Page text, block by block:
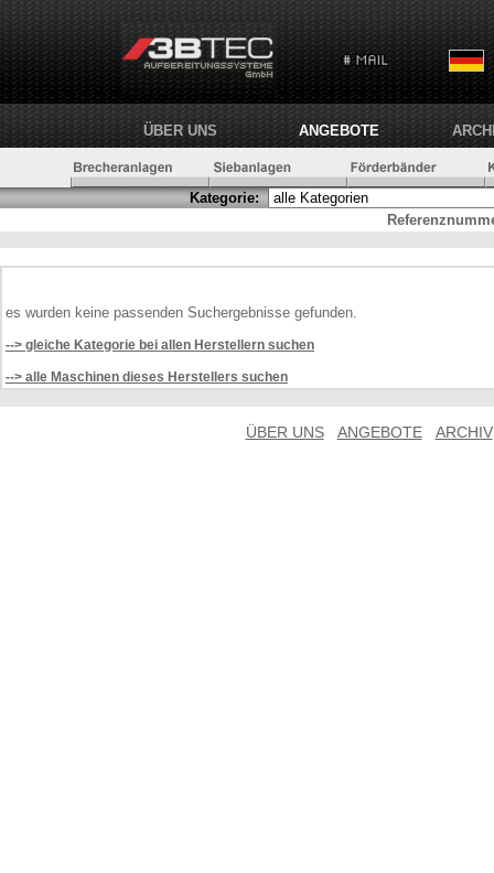
ÜBER UNS ANGEBOTE
Kategorie:
es wurden keine passenden Suchergebnisse gefunden.
--> gleiche Kategorie bei allen Herstellern suchen
--> alle Maschinen dieses Herstellers suchen
ÜBER UNS ANGEBOTE ARCHIV